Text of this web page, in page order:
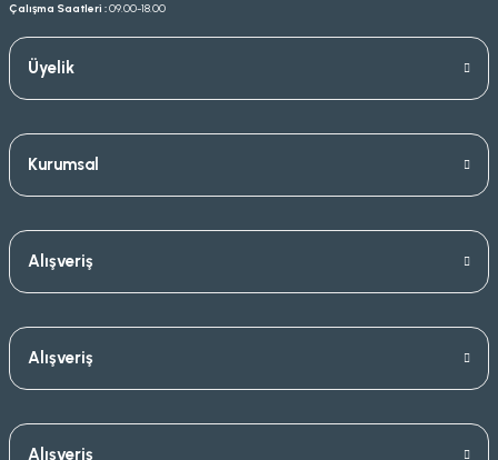
Çalışma Saatleri :09.00-18.00
Üyelik
Kurumsal
Alışveriş
Alışveriş
Alışveriş